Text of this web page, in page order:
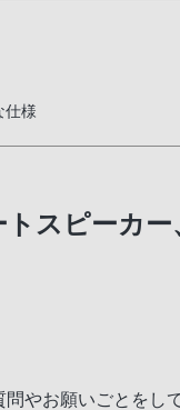
ト
仕様
トスピーカ
やお願いごとをし